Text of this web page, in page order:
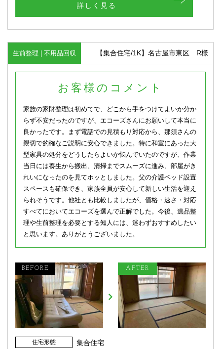
詳しく見る
生前整理 | 不用品回収 【集合住宅/1K】名古屋市東区 R様
お客様のコメント
家族の家財整理は初めてで、どこから手をつけてよいか分か
らず不安だったのですが、エコーズさんにお願いして本当に
良かったです。まず電話での見積もり対応から、那須さんの
親切で的確なご説明に安心できました。特に和室にあった大
型家具の処分をどうしたらよいか悩んでいたのですが、作業
当日には養生から搬出、清掃までスムーズに進み、部屋がき
れいになったのを見てホッとしました。父の介護ベッド設置
スペースも確保でき、家族全員が安心して新しい生活を迎え
られそうです。他社とも比較しましたが、価格・速さ・対応
すべてにおいてエコーズを選んで正解でした。今後、遺品整
理や生前整理を必要とする知人には、迷わずおすすめしたい
と思います。ありがとうございました。
住宅形態 集合住宅